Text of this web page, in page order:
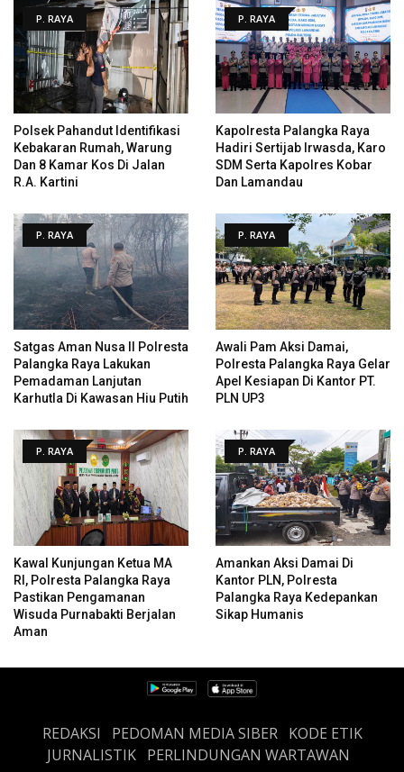
P. RAYA
Polsek Pahandut Identifikasi
Kebakaran Rumah, Warung
Dan 8 Kamar Kos Di Jalan
R.A. Kartini
P. RAYA
Kapolresta Palangka Raya
Hadiri Sertijab Irwasda, Karo
SDM Serta Kapolres Kobar
Dan Lamandau
P. RAYA
Satgas Aman Nusa II Polresta
Palangka Raya Lakukan
Pemadaman Lanjutan
Karhutla Di Kawasan Hiu Putih
P. RAYA
Awali Pam Aksi Damai,
Polresta Palangka Raya Gelar
Apel Kesiapan Di Kantor PT.
PLN UP3
P. RAYA
Kawal Kunjungan Ketua MA
RI, Polresta Palangka Raya
Pastikan Pengamanan
Wisuda Purnabakti Berjalan
Aman
P. RAYA
Amankan Aksi Damai Di
Kantor PLN, Polresta
Palangka Raya Kedepankan
Sikap Humanis
REDAKSI PEDOMAN MEDIA SIBER
KODE ETIK
JURNALISTIK PERLINDUNGAN WARTAWAN